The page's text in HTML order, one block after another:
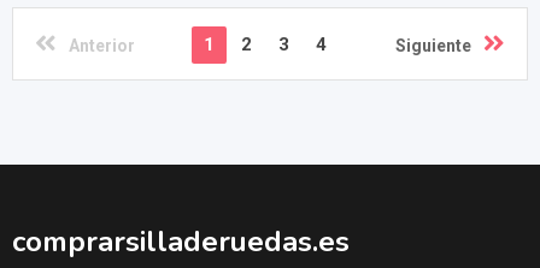
Anterior 1 2 3 4 Siguiente
comprarsilladeruedas.es